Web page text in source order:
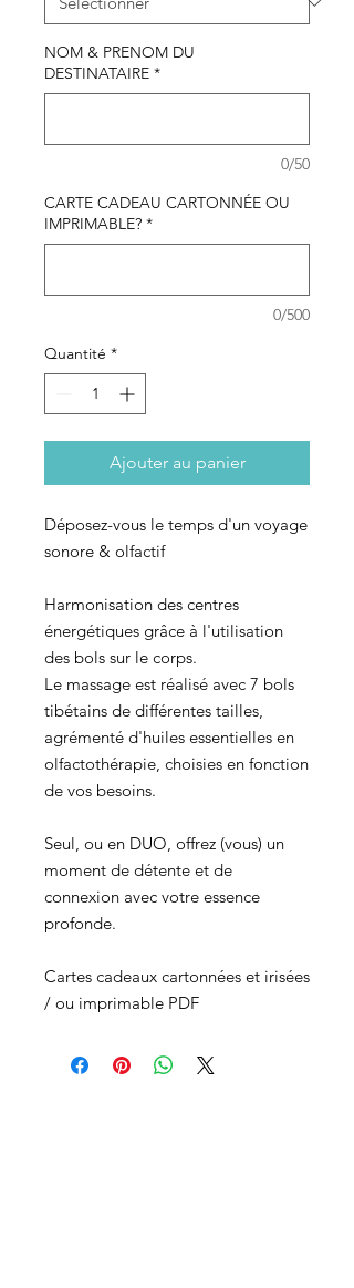
NOM & PRENOM DU
DESTINATAIRE *
0/50
CARTE CADEAU CARTONNÉE OU
IMPRIMABLE? *
0/500
Quantité *
Ajouter au panier
Déposez-vous le temps d'un voyage
sonore & olfactif
Harmonisation des centres
énergétiques grâce à l'utilisation
des bols sur le corps.
Le massage est réalisé avec 7 bols
tibétains de différentes tailles,
agrémenté d'huiles essentielles en
olfactothérapie, choisies en fonction
de vos besoins.
Seul, ou en DUO, offrez (vous) un
moment de détente et de
connexion avec votre essence
profonde.
Cartes cadeaux cartonnées et irisées
/ ou imprimable PDF